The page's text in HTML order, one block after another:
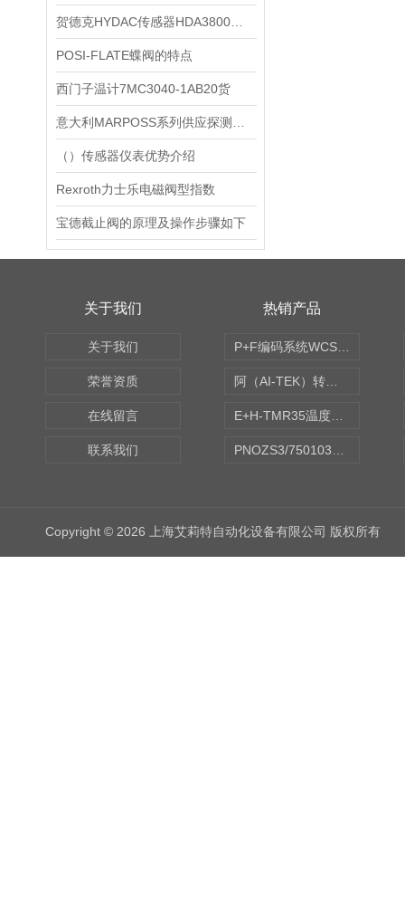
POSI-FLATE蝶阀的特点
西门子温计7MC3040-1AB20货
（）传感器仪表优势介绍
Rexroth力士乐电磁阀型指数
宝德截止阀的原理及操作步骤如下
关于我们
关于我们
荣誉资质
在线留言
联系我们
热销产品
Copyright © 2026 上海艾莉特自动化设备有限公司 版权所有